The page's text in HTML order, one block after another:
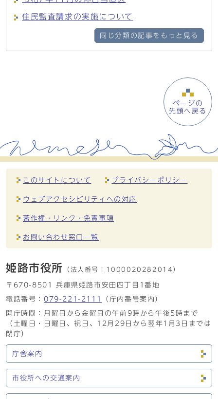
住民監査請求の実施について
同じ分類の記事をもっと見る
ページの
先頭へ戻る
このサイトについて プライバシーポリシー
ウェブアクセシビリティへの対応
著作権・リンク・免責事項
お問い合わせ窓口一覧
姫路市役所 （法人番号： 1000020282014）
〒670-8501 兵庫県姫路市安田四丁目1番地
電話番号： 079-221-2111
（庁内番号案内）
開庁時間：月曜日から金曜日の午前9時から午後5時まで
（土曜日・日曜日、祝日、12月29日から翌年1月3日までは
閉庁）
庁舎案内
市役所への交通案内